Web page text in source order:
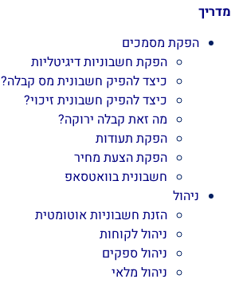
מדריך
הפקת מסמכים
הפקת חשבוניות דיגיטליות
כיצד להפיק חשבונית מס קבלה?
כיצד להפיק חשבונית זיכוי?
מה זאת קבלה ירוקה?
הפקת תעודות
הפקת הצעת מחיר
חשבונית בוואטסאפ
ניהול
הזנת חשבוניות אוטומטית
ניהול לקוחות
ניהול ספקים
ניהול מלאי